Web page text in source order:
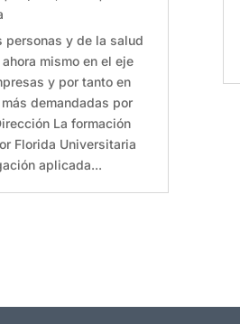
personas y de la salud
mismo en el eje
y por tanto en
demandadas por
La formación
Florida Universitaria
aplicada...